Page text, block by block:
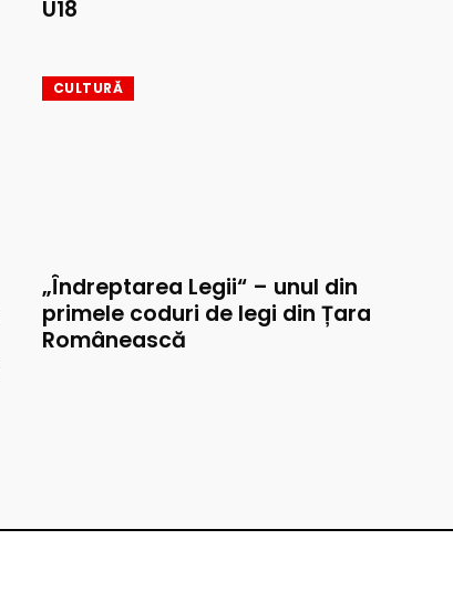
U18
CULTURĂ
„Îndreptarea Legii“ – unul din
primele coduri de legi din Țara
Românească